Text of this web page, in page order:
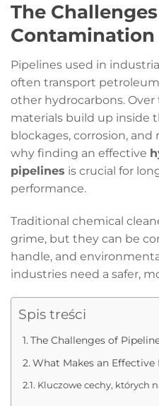
The
Contamination
Pipelines used in
often transport
other hydrocarbons.
materials build up inside
blockages, corrosion, and
why finding an effective
pipelines is crucial for
performance.
Traditional chemical
grime, but they can be
handle, and
industries need a safer,
Spis treści
The Challenges of
What Makes an
Kluczowe cechy, których